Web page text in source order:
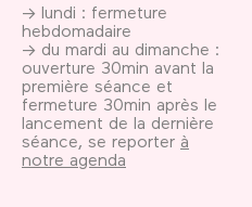
→ lundi : fermeture
hebdomadaire
→ du mardi au dimanche :
ouverture 30min avant la
première séance et
fermeture 30min après le
lancement de la dernière
séance, se reporter à
notre agenda